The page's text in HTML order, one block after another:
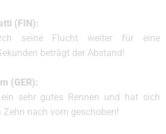
(FIN):
seine Flucht weiter für eine
beträgt der Abstand!
(GER):
sehr gutes Rennen und hat sich
nach vorn geschoben!